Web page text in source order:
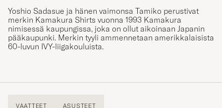
Yoshio Sadasue ja hänen vaimonsa Tamiko perustivat
merkin Kamakura Shirts vuonna 1993 Kamakura
nimisessä kaupungissa, joka on ollut aikoinaan Japanin
pääkaupunki. Merkin tyyli ammennetaan amerikkalaisista
60-luvun IVY-liigakouluista.
VAATTEET ASUSTEET